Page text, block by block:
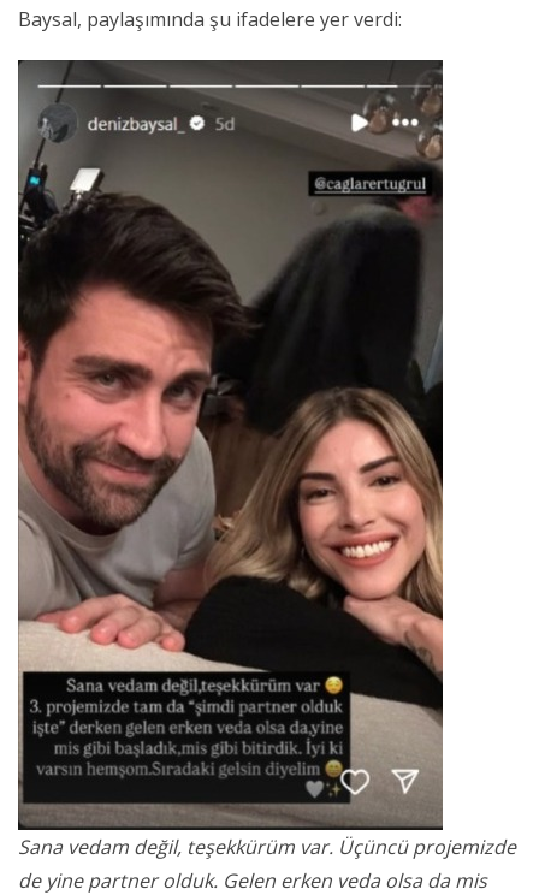
Baysal, paylaşımında şu ifadelere yer verdi:
Sana vedam değil, teşekkürüm var. Üçüncü projemizde
de yine partner olduk. Gelen erken veda olsa da mis